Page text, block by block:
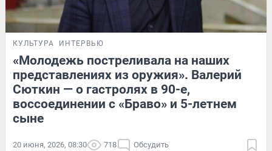
КУЛЬТУРА ИНТЕРВЬЮ
«Молодежь постреливала на наших
представлениях из оружия». Валерий
Сюткин — о гастролях в 90-е,
воссоединении с «Браво» и 5-летнем
сыне
20 июня, 2026, 08:30 718 Обсудить